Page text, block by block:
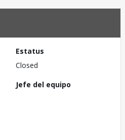
Estatus
Closed
Jefe del equipo